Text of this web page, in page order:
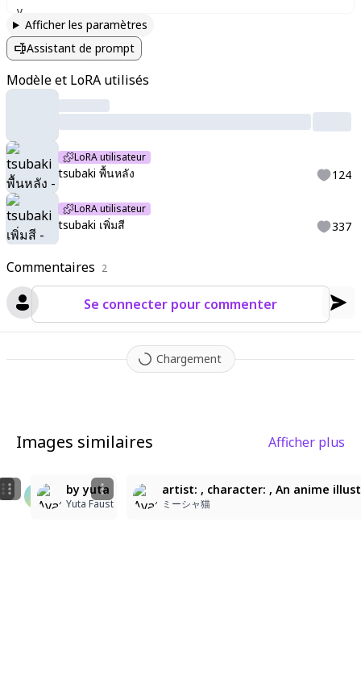
Commentaires 2
Se connecter pour commenter
Chargement
y
Afficher les paramètres
Assistant de prompt
Modèle et LoRA utilisés
LoRA utilisateur
tsubaki พื้นหลัง 124
LoRA utilisateur
tsubaki เพิ่มสี 337
Images similaires Afficher plus
semi-realistic anime,stylized realism,thin clean
미네엘
⋆꙳•̩̩͙❅*̩̩͙‧͙
るる
by yuta
Yuta Faust
artist: , character: , An anime
ミーシャ猫